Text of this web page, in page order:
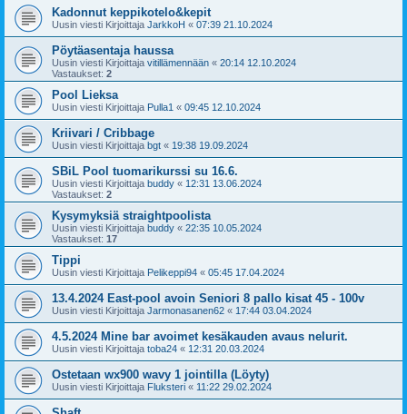
Kadonnut keppikotelo&kepit
Uusin viesti Kirjoittaja JarkkoH « 07:39 21.10.2024
Pöytäasentaja haussa
Uusin viesti Kirjoittaja vitillämennään « 20:14 12.10.2024
Vastaukset: 2
Pool Lieksa
Uusin viesti Kirjoittaja Pulla1 « 09:45 12.10.2024
Kriivari / Cribbage
Uusin viesti Kirjoittaja bgt « 19:38 19.09.2024
SBiL Pool tuomarikurssi su 16.6.
Uusin viesti Kirjoittaja buddy « 12:31 13.06.2024
Vastaukset: 2
Kysymyksiä straightpoolista
Uusin viesti Kirjoittaja buddy « 22:35 10.05.2024
Vastaukset: 17
Tippi
Uusin viesti Kirjoittaja Pelikeppi94 « 05:45 17.04.2024
13.4.2024 East-pool avoin Seniori 8 pallo kisat 45 - 100v
Uusin viesti Kirjoittaja Jarmonasanen62 « 17:44 03.04.2024
4.5.2024 Mine bar avoimet kesäkauden avaus nelurit.
Uusin viesti Kirjoittaja toba24 « 12:31 20.03.2024
Ostetaan wx900 wavy 1 jointilla (Löyty)
Uusin viesti Kirjoittaja Fluksteri « 11:22 29.02.2024